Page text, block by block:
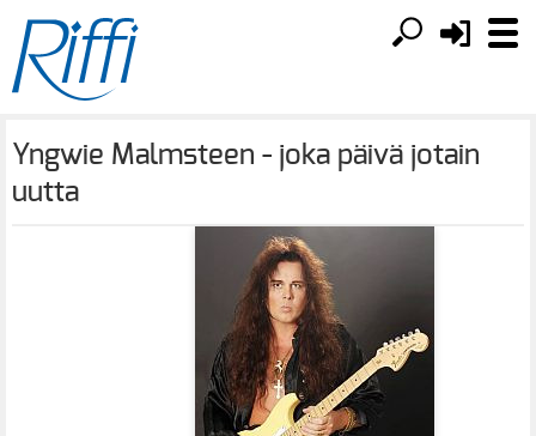
Yngwie Malmsteen - joka päivä jotain
uutta